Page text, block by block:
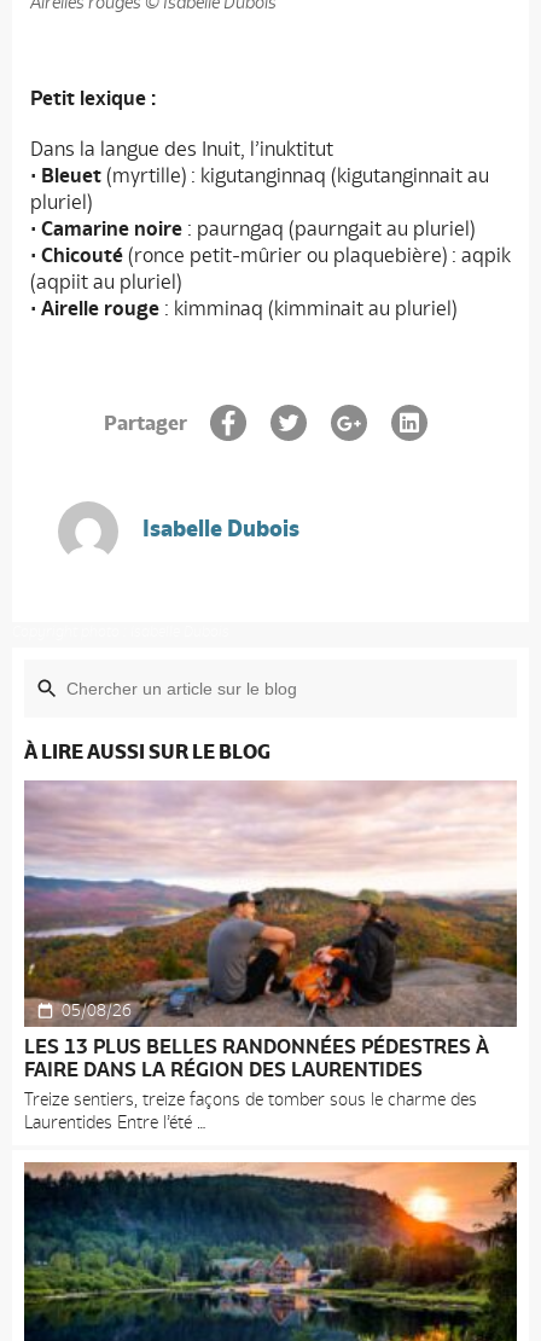
Petit lexique :
Dans la langue des Inuit, l’inuktitut
• Bleuet (myrtille) : kigutanginnaq (kigutanginnait au
pluriel)
• Camarine noire : paurngaq (paurngait au pluriel)
• Chicouté (ronce petit-mûrier ou plaquebière) : aqpik
(aqpiit au pluriel)
• Airelle rouge : kimminaq (kimminait au pluriel)
Partager
Isabelle Dubois
À LIRE AUSSI SUR LE BLOG
05/08/26
LES 13 PLUS BELLES RANDONNÉES PÉDESTRES À
FAIRE DANS LA RÉGION DES LAURENTIDES
Treize sentiers, treize façons de tomber sous le charme des
Laurentides Entre l’été